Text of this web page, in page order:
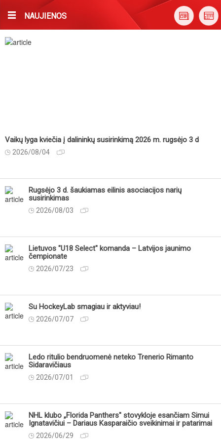
NAUJIENOS
Vaikų lyga kviečia į dalininkų susirinkimą 2026 m. rugsėjo 3 d
2026/08/04
Rugsėjo 3 d. šaukiamas eilinis asociacijos narių
susirinkimas
2026/08/03
Lietuvos "U18 Select" komanda – Latvijos jaunimo
čempionate
2026/07/23
Su HockeyLab smagiau ir aktyviau!
2026/07/07
Ledo ritulio bendruomenė neteko Trenerio Rimanto
Sidaravičiaus
2026/07/01
NHL klubo „Florida Panthers" stovykloje esančiam Simui
Ignatavičiui – Dariaus Kasparaičio sveikinimai ir patarimai
2026/06/29